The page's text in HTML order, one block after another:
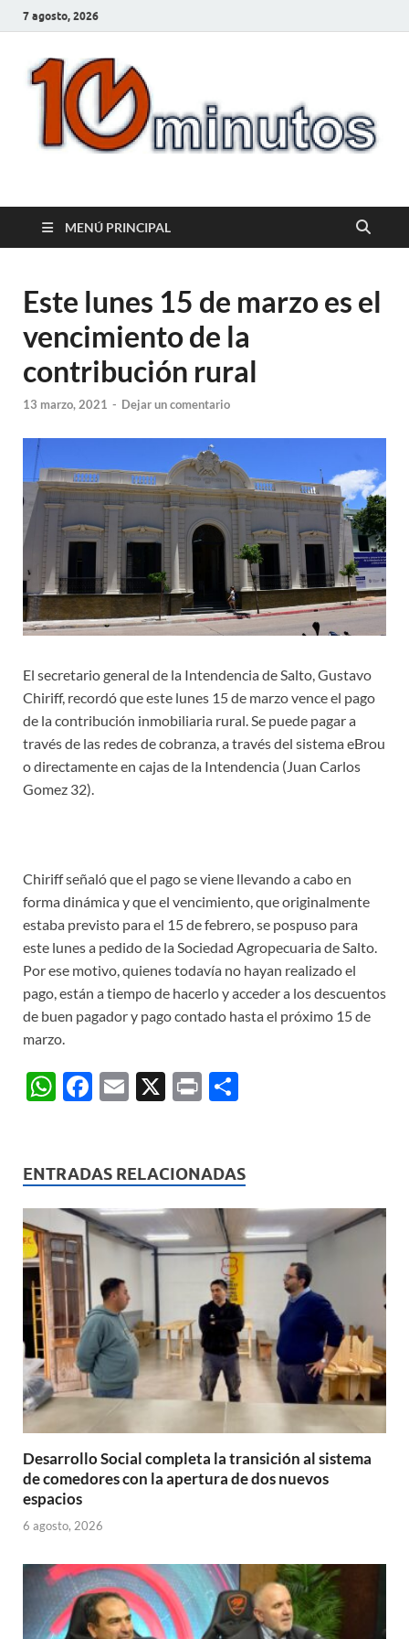
7 agosto, 2026
10minutos.com.uy
MENÚ PRINCIPAL
Este lunes 15 de marzo es el
vencimiento de la
contribución rural
13 marzo, 2021 - Dejar un comentario
El secretario general de la Intendencia de Salto, Gustavo
Chiriff, recordó que este lunes 15 de marzo vence el pago
de la contribución inmobiliaria rural. Se puede pagar a
través de las redes de cobranza, a través del sistema eBrou
o directamente en cajas de la Intendencia (Juan Carlos
Gomez 32).
Chiriff señaló que el pago se viene llevando a cabo en
forma dinámica y que el vencimiento, que originalmente
estaba previsto para el 15 de febrero, se pospuso para
este lunes a pedido de la Sociedad Agropecuaria de Salto.
Por ese motivo, quienes todavía no hayan realizado el
pago, están a tiempo de hacerlo y acceder a los descuentos
de buen pagador y pago contado hasta el próximo 15 de
marzo.
W
s
A
p
p
F
b
o
o
E
X
P
p
ar
ti
r
ENTRADAS RELACIONADAS
Desarrollo Social completa la transición al sistema
de comedores con la apertura de dos nuevos
espacios
6 agosto, 2026